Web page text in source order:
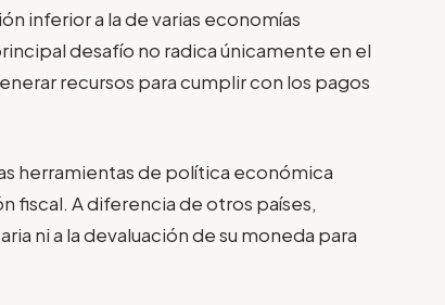
inferior a la de varias economías
desafío no radica únicamente en el
recursos para cumplir con los pagos
herramientas de política económica
fiscal. A diferencia de otros países,
ni a la devaluación de su moneda para